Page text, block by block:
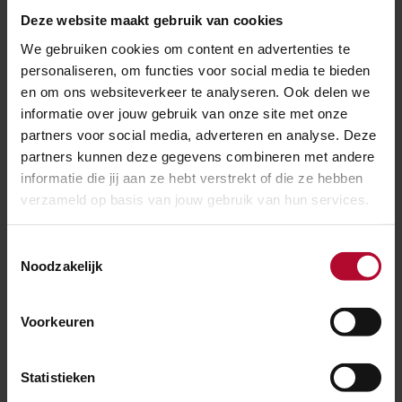
Deze website maakt gebruik van cookies
We gebruiken cookies om content en advertenties te
personaliseren, om functies voor social media te bieden
en om ons websiteverkeer te analyseren. Ook delen we
informatie over jouw gebruik van onze site met onze
partners voor social media, adverteren en analyse. Deze
partners kunnen deze gegevens combineren met andere
informatie die jij aan ze hebt verstrekt of die ze hebben
verzameld op basis van jouw gebruik van hun services.
Noodzakelijk
Voorkeuren
Statistieken
Opstart treinverkeer
Omstreeks 11.00 uur wordt besloten om vanaf 14.00
uur het opstartplan in werking te laten treden. Die tijd
is nodig om data betrouwbaar te maken en gebruik te
kunnen maken van actuele data van
personeelsdiensten. Om 15.00 uur is het beeld dat
landelijk 75% van de treinen conform het aangepaste
opstartplan rijdt en in de brede randstad 50% van de
treinen. Omstreeks 18.00 uur rijdt landelijk 90% van de
treinen en in de brede randstad75%. Omstreeks 21.00
aangepaste plan.